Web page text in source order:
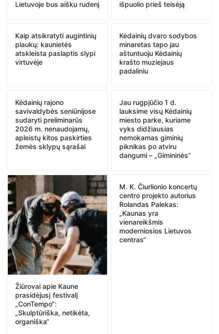
Lietuvoje bus aišku rudenį
išpuolio prieš teisėją
Kaip atsikratyti augintinių
plaukų: kaunietės
atskleista paslaptis slypi
virtuvėje
Kėdainių dvaro sodybos
minaretas tapo jau
aštuntuoju Kėdainių
krašto muziejaus
padaliniu
Kėdainių rajono
savivaldybės seniūnijose
sudaryti preliminarūs
2026 m. nenaudojamų,
apleistų kitos paskirties
žemės sklypų sąrašai
Jau rugpjūčio 1 d.
lauksime visų Kėdainių
miesto parke, kuriame
vyks didžiausias
nemokamas giminių
piknikas po atviru
dangumi – „Gimininės”
Žiūrovai apie Kaune
prasidėjusį festivalį
„ConTempo“:
„Skulptūriška, netikėta,
organiška“
M. K. Čiurlionio koncertų
centro projekto autorius
Rolandas Palekas:
„Kaunas yra
vienareikšmis
moderniosios Lietuvos
centras“